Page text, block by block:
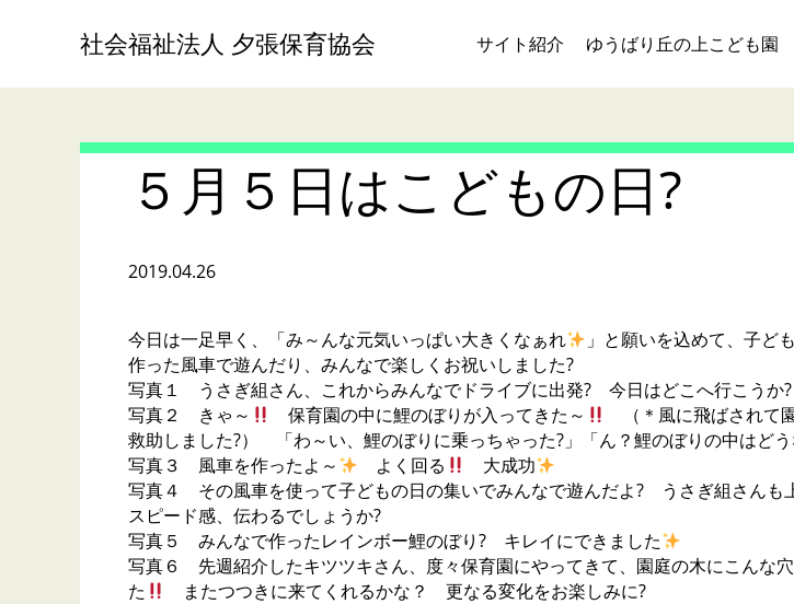
社会福祉法人 夕張保育協会 サイト紹介 ゆうばり丘の上こども園
５月５日はこどもの日?
2019.04.26
今日は一足早く、「み～んな元気いっぱい大きくなぁれ
」と願いを込めて、子ど
作った風車で遊んだり、みんなで楽しくお祝いしました?
写真１ うさぎ組さん、これからみんなでドライブに出発? 今日はどこへ行こうか?
写真２ きゃ～
保育園の中に鯉のぼりが入ってきた～
（＊風に飛ばされて
救助しました?） 「わ～い、鯉のぼりに乗っちゃった?」「ん？鯉のぼりの中はどう
写真３ 風車を作ったよ～
よく回る
大成功
写真４ その風車を使って子どもの日の集いでみんなで遊んだよ? うさぎ組さん
スピード感、伝わるでしょうか?
写真５ みんなで作ったレインボー鯉のぼり? キレイにできました
写真６ 先週紹介したキツツキさん、度々保育園にやってきて、園庭の木にこんな
た
またつつきに来てくれるかな？ 更なる変化をお楽しみに?